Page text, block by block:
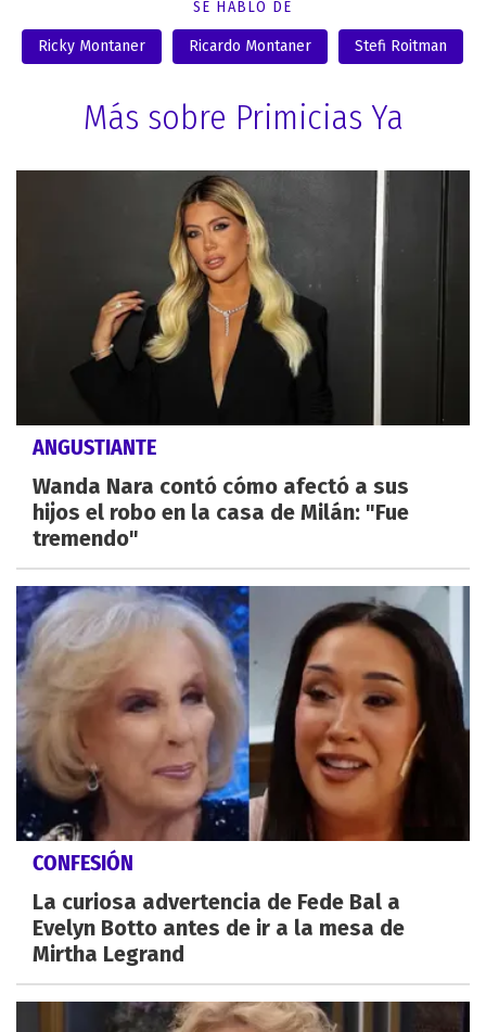
SE HABLÓ DE
Ricky Montaner Ricardo Montaner Stefi Roitman
Más sobre Primicias Ya
ANGUSTIANTE
Wanda Nara contó cómo afectó a sus
hijos el robo en la casa de Milán: "Fue
tremendo"
CONFESIÓN
La curiosa advertencia de Fede Bal a
Evelyn Botto antes de ir a la mesa de
Mirtha Legrand